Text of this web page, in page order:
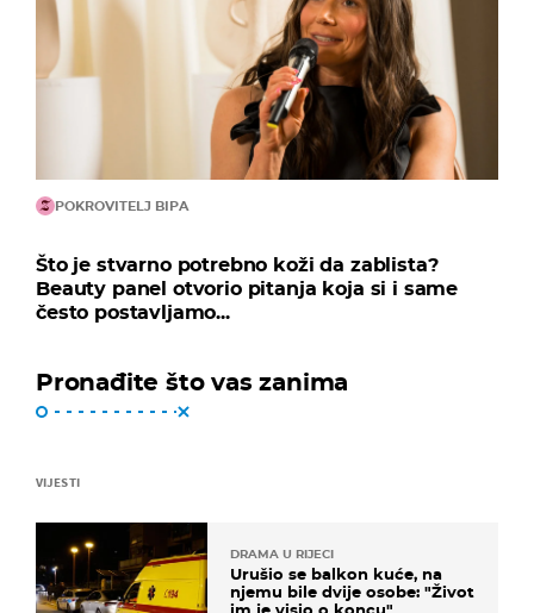
POKROVITELJ BIPA
Što je stvarno potrebno koži da zablista?
Beauty panel otvorio pitanja koja si i same
često postavljamo...
Pronađite što vas zanima
VIJESTI
DRAMA U RIJECI
Urušio se balkon kuće, na
njemu bile dvije osobe: "Život